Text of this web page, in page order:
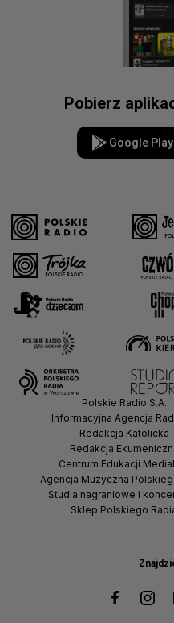
Pobierz
Google Play
Polskie Radio S.A.
Informacyjna Agencja
Redakcja Katolicka
Redakcja
Centrum Edukacji
Agencja Muzyczna
Studia nagraniowe i
Sklep Polskiego